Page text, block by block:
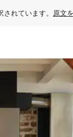
れています。 原文